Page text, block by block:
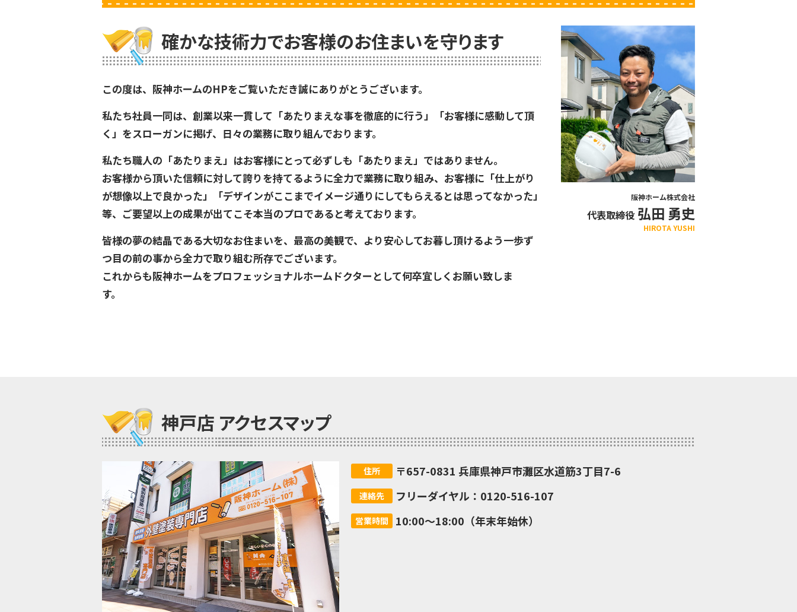
確かな技術力でお客様のお住まいを守ります
阪神ホーム株式会社
代表取締役 弘田 勇史
HIROTA YUSHI
この度は、阪神ホームのHPをご覧いただき誠にありがとうございます。
私たち社員一同は、創業以来一貫して「あたりまえな事を徹底的に行う」「お客様に感動して頂
く」をスローガンに掲げ、日々の業務に取り組んでおります。
私たち職人の「あたりまえ」はお客様にとって必ずしも「あたりまえ」ではありません。
お客様から頂いた信頼に対して誇りを持てるように全力で業務に取り組み、お客様に「仕上がり
が想像以上で良かった」「デザインがここまでイメージ通りにしてもらえるとは思ってなかった」
等、ご要望以上の成果が出てこそ本当のプロであると考えております。
皆様の夢の結晶である大切なお住まいを、最高の美観で、より安心してお暮し頂けるよう一歩ず
つ目の前の事から全力で取り組む所存でございます。
これからも阪神ホームをプロフェッショナルホームドクターとして何卒宜しくお願い致しま
す。
神戸店 アクセスマップ
住所 〒657-0831 兵庫県神戸市灘区水道筋3丁目7-6
連絡先 フリーダイヤル：0120-516-107
営業時間 10:00～18:00（年末年始休）